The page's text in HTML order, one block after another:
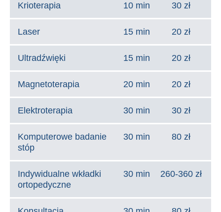
Krioterapia 10 min 30 zł
Laser 15 min 20 zł
Ultradźwięki 15 min 20 zł
Magnetoterapia 20 min 20 zł
Elektroterapia 30 min 30 zł
Komputerowe badanie
stóp
30 min 80 zł
Indywidualne wkładki
ortopedyczne
30 min 260-360 zł